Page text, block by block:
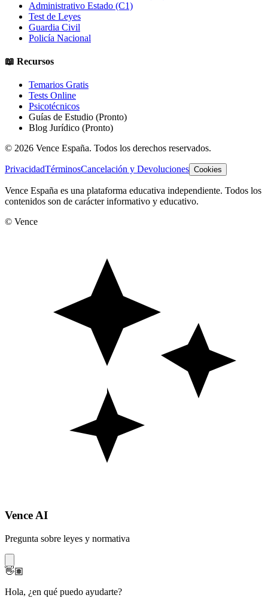
Administrativo Estado (C1)
Test de Leyes
Guardia Civil
Policía Nacional
📖 Recursos
Temarios Gratis
Tests Online
Psicotécnicos
Guías de Estudio (Pronto)
Blog Jurídico (Pronto)
© 2026 Vence España. Todos los derechos reservados.
PrivacidadTérminosCancelación y Devoluciones Cookies
Vence España es una plataforma educativa independiente. Todos los
contenidos son de carácter informativo y educativo.
© Vence
Vence AI
Pregunta sobre leyes y normativa
👋🏽
Hola, ¿en qué puedo ayudarte?